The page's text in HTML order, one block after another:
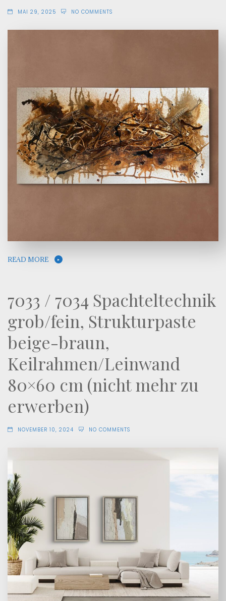
MAI 29, 2025 NO COMMENTS
READ MORE
7033 / 7034 Spachteltechnik
grob/fein, Strukturpaste
beige-braun,
Keilrahmen/Leinwand
80×60 cm (nicht mehr zu
erwerben)
NOVEMBER 10, 2024 NO COMMENTS